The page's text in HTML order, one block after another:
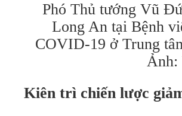
Phó Thủ tướng Vũ
Long An tại Bệnh
COVID-19 ở Trung
Ảnh:
Kiên trì chiến lược